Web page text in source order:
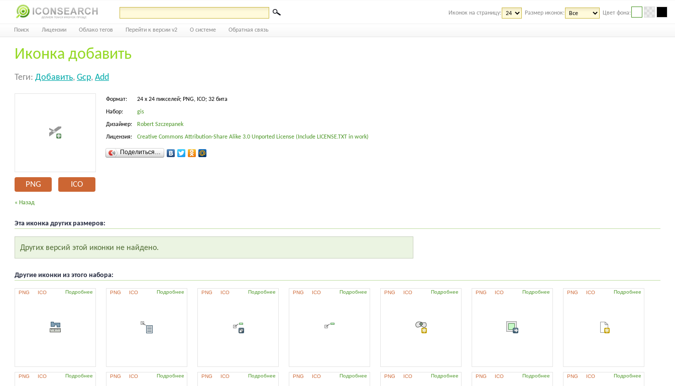
Иконок на страницу: Размер иконок: Цвет фона:
Поиск Лицензии Облако тегов Перейти к версии v2 О системе Обратная связь
Иконка добавить
Теги: Добавить, Gcp, Add
PNG ICO
Формат: 24 x 24 пикселей; PNG, ICO; 32 бита
Набор: gis
Дизайнер: Robert Szczepanek
Лицензия: Creative Commons Attribution-Share Alike 3.0 Unported License (Include LICENSE.TXT in work)
Поделиться…
« Назад
Эта иконка других размеров:
Других версий этой иконки не найдено.
Другие иконки из этого набора:
PNG ICO Подробнее PNG ICO Подробнее PNG ICO Подробнее PNG ICO Подробнее PNG ICO Подробнее PNG ICO Подробнее PNG ICO Подробнее
PNG ICO Подробнее PNG ICO Подробнее PNG ICO Подробнее PNG ICO Подробнее PNG ICO Подробнее PNG ICO Подробнее PNG ICO Подробнее